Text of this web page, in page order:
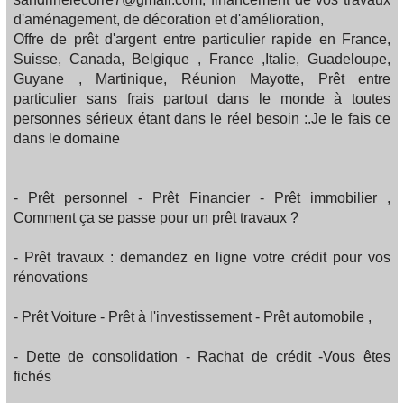
d'aménagement, de décoration et d'amélioration,
Offre de prêt d'argent entre particulier rapide en France,
Suisse, Canada, Belgique , France ,Italie, Guadeloupe,
Guyane , Martinique, Réunion Mayotte, Prêt entre
particulier sans frais partout dans le monde à toutes
personnes sérieux étant dans le réel besoin :.Je le fais ce
dans le domaine
- Prêt personnel - Prêt Financier - Prêt immobilier ,
Comment ça se passe pour un prêt travaux ?
- Prêt travaux : demandez en ligne votre crédit pour vos
rénovations
- Prêt Voiture - Prêt à l'investissement - Prêt automobile ,
- Dette de consolidation - Rachat de crédit -Vous êtes
fichés